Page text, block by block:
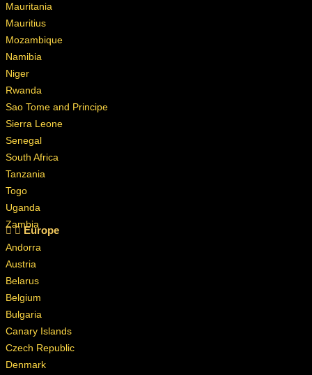
Mauritania
Mauritius
Mozambique
Namibia
Niger
Rwanda
Sao Tome and Principe
Sierra Leone
Senegal
South Africa
Tanzania
Togo
Uganda
ZambiaEurope
Andorra
Austria
Belarus
Belgium
Bulgaria
Canary Islands
Czech Republic
Denmark